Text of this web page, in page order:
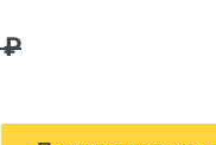
₽